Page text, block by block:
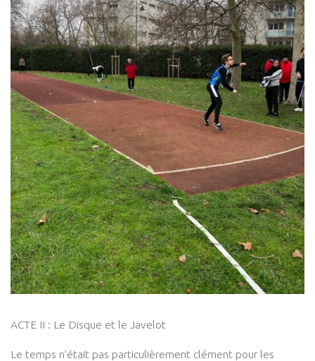
ACTE II : Le Disque et le Javelot
Le temps n’était pas particulièrement clément pour les